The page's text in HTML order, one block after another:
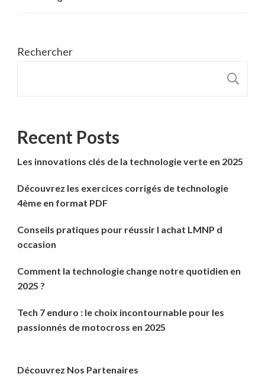
Rechercher
Recent Posts
Les innovations clés de la technologie verte en 2025
Découvrez les exercices corrigés de technologie
4ème en format PDF
Conseils pratiques pour réussir l achat LMNP d
occasion
Comment la technologie change notre quotidien en
2025 ?
Tech 7 enduro : le choix incontournable pour les
passionnés de motocross en 2025
Découvrez Nos Partenaires